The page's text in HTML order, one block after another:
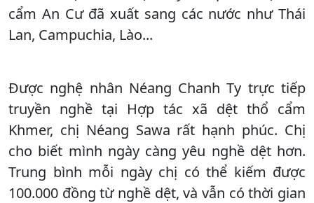
cẩm An Cư đã xuất sang các nước như Thái
Lan, Campuchia, Lào...
Được nghệ nhân Néang Chanh Ty trực tiếp
truyền nghề tại Hợp tác xã dệt thổ cẩm
Khmer, chị Néang Sawa rất hạnh phúc. Chị
cho biết mình ngày càng yêu nghề dệt hơn.
Trung bình mỗi ngày chị có thể kiếm được
100.000 đồng từ nghề dệt, và vẫn có thời gian